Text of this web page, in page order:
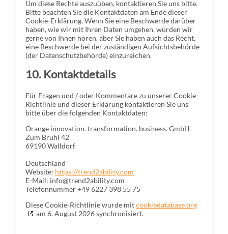
Um diese Rechte auszuüben, kontaktieren Sie uns bitte.
Bitte beachten Sie die Kontaktdaten am Ende dieser
Cookie-Erklärung. Wenn Sie eine Beschwerde darüber
haben, wie wir mit Ihren Daten umgehen, würden wir
gerne von Ihnen hören, aber Sie haben auch das Recht,
eine Beschwerde bei der zuständigen Aufsichtsbehörde
(der Datenschutzbehörde) einzureichen.
10. Kontaktdetails
Für Fragen und / oder Kommentare zu unserer Cookie-
Richtlinie und dieser Erklärung kontaktieren Sie uns
bitte über die folgenden Kontaktdaten:
Orange innovation. transformation. business. GmbH
Zum Brühl 42
69190 Walldorf
Deutschland
Website: https://trend2ability.com
E-Mail: info@trend2ability.com
Telefonnummer +49 6227 398 55 75
Diese Cookie-Richtlinie wurde mitcookiedatabase.org
am 6. August 2026 synchronisiert.